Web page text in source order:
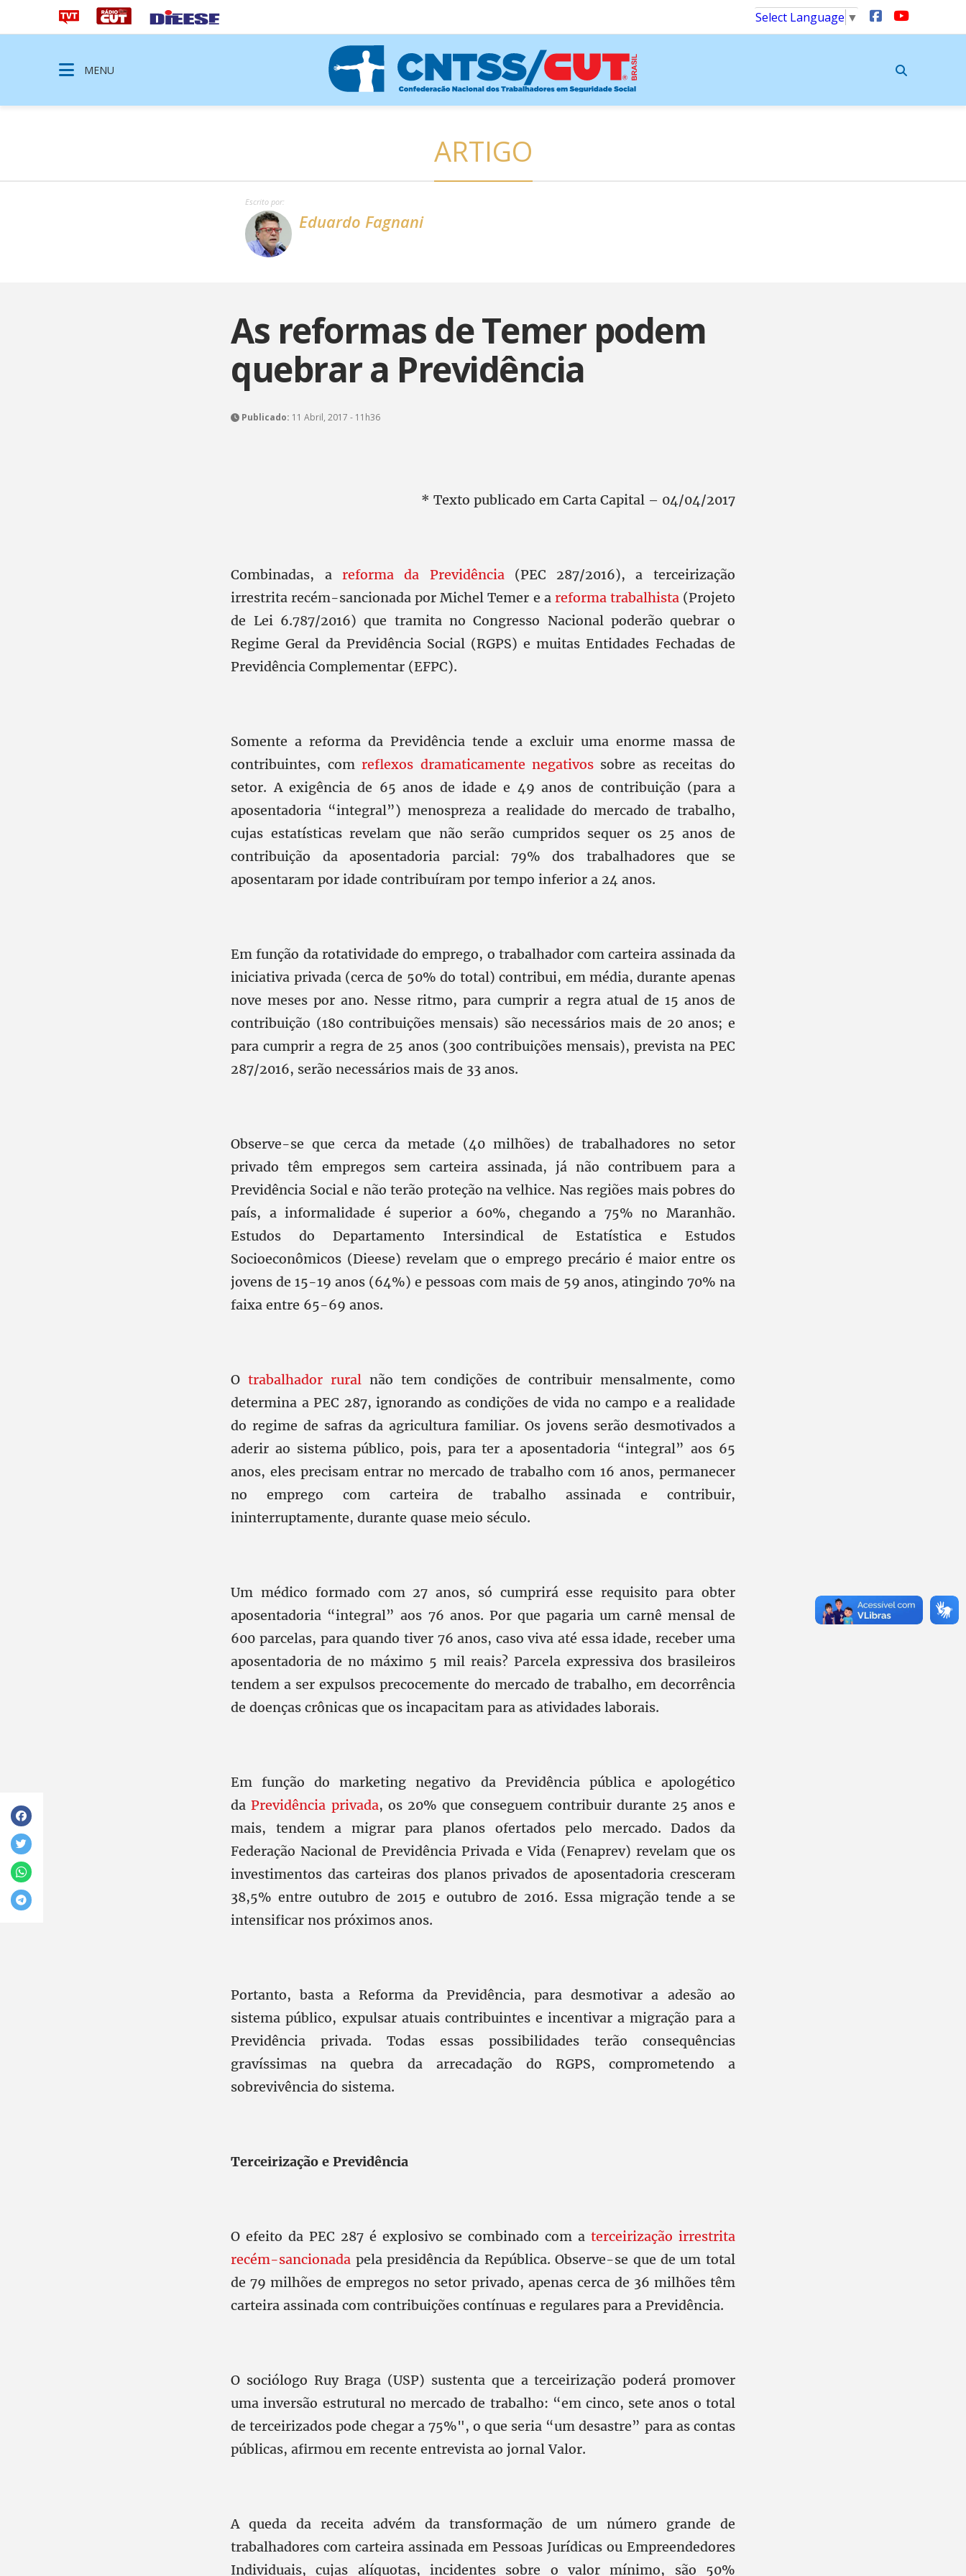
Select Language ▼
MENU
ARTIGO
Escrito por:
Eduardo Fagnani
As reformas de Temer podem
quebrar a Previdência
Publicado: 11 Abril, 2017 - 11h36
* Texto publicado em Carta Capital – 04/04/2017
Combinadas, a reforma da Previdência(PEC 287/2016), a terceirização
irrestrita recém-sancionada por Michel Temer e a reforma trabalhista (Projeto
de Lei 6.787/2016) que tramita no Congresso Nacional poderão quebrar o
Regime Geral da Previdência Social (RGPS) e muitas Entidades Fechadas de
Previdência Complementar (EFPC).
Somente a reforma da Previdência tende a excluir uma enorme massa de
contribuintes, comreflexos dramaticamente negativos sobre as receitas do
setor. A exigência de 65 anos de idade e 49 anos de contribuição (para a
aposentadoria “integral”) menospreza a realidade do mercado de trabalho,
cujas estatísticas revelam que não serão cumpridos sequer os 25 anos de
contribuição da aposentadoria parcial: 79% dos trabalhadores que se
aposentaram por idade contribuíram por tempo inferior a 24 anos.
Em função da rotatividade do emprego, o trabalhador com carteira assinada da
iniciativa privada (cerca de 50% do total) contribui, em média, durante apenas
nove meses por ano. Nesse ritmo, para cumprir a regra atual de 15 anos de
contribuição (180 contribuições mensais) são necessários mais de 20 anos; e
para cumprir a regra de 25 anos (300 contribuições mensais), prevista na PEC
287/2016, serão necessários mais de 33 anos.
Observe-se que cerca da metade (40 milhões) de trabalhadores no setor
privado têm empregos sem carteira assinada, já não contribuem para a
Previdência Social e não terão proteção na velhice. Nas regiões mais pobres do
país, a informalidade é superior a 60%, chegando a 75% no Maranhão.
Estudos do Departamento Intersindical de Estatística e Estudos
Socioeconômicos (Dieese) revelam que o emprego precário é maior entre os
jovens de 15-19 anos (64%) e pessoas com mais de 59 anos, atingindo 70% na
faixa entre 65-69 anos.
O trabalhador rural não tem condições de contribuir mensalmente, como
determina a PEC 287, ignorando as condições de vida no campo e a realidade
do regime de safras da agricultura familiar. Os jovens serão desmotivados a
aderir ao sistema público, pois, para ter a aposentadoria “integral” aos 65
anos, eles precisam entrar no mercado de trabalho com 16 anos, permanecer
no emprego com carteira de trabalho assinada e contribuir,
ininterruptamente, durante quase meio século.
Um médico formado com 27 anos, só cumprirá esse requisito para obter
aposentadoria “integral” aos 76 anos. Por que pagaria um carnê mensal de
600 parcelas, para quando tiver 76 anos, caso viva até essa idade, receber uma
aposentadoria de no máximo 5 mil reais? Parcela expressiva dos brasileiros
tendem a ser expulsos precocemente do mercado de trabalho, em decorrência
de doenças crônicas que os incapacitam para as atividades laborais.
Em função do marketing negativo da Previdência pública e apologético
daPrevidência privada, os 20% que conseguem contribuir durante 25 anos e
mais, tendem a migrar para planos ofertados pelo mercado. Dados da
Federação Nacional de Previdência Privada e Vida (Fenaprev) revelam que os
investimentos das carteiras dos planos privados de aposentadoria cresceram
38,5% entre outubro de 2015 e outubro de 2016. Essa migração tende a se
intensificar nos próximos anos.
Portanto, basta a Reforma da Previdência, para desmotivar a adesão ao
sistema público, expulsar atuais contribuintes e incentivar a migração para a
Previdência privada. Todas essas possibilidades terão consequências
gravíssimas na quebra da arrecadação do RGPS, comprometendo a
sobrevivência do sistema.
Terceirização e Previdência
O efeito da PEC 287 é explosivo se combinado com a terceirização irrestrita
recém-sancionada pela presidência da República. Observe-se que de um total
de 79 milhões de empregos no setor privado, apenas cerca de 36 milhões têm
carteira assinada com contribuições contínuas e regulares para a Previdência.
O sociólogo Ruy Braga (USP) sustenta que a terceirização poderá promover
uma inversão estrutural no mercado de trabalho: “em cinco, sete anos o total
de terceirizados pode chegar a 75%", o que seria “um desastre” para as contas
públicas, afirmou em recente entrevista ao jornal Valor.
A queda da receita advém da transformação de um número grande de
trabalhadores com carteira assinada em Pessoas Jurídicas ou Empreendedores
Individuais, cujas alíquotas, incidentes sobre o valor mínimo, são 50%